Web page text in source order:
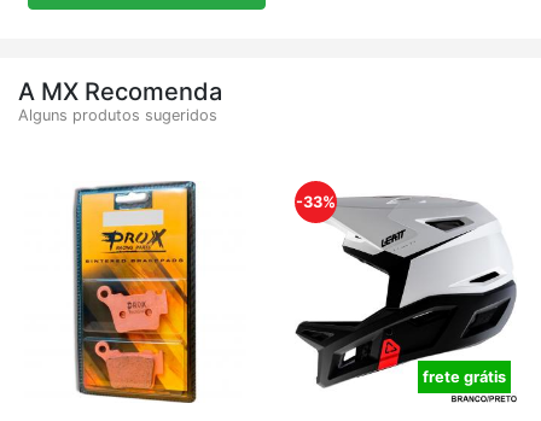
A MX Recomenda
Alguns produtos sugeridos
-33%
frete grátis